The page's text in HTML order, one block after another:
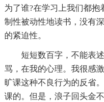
为了谁?在学习上我们都
制性被动性地读书，没有
的紧迫性。
短短数百字，不能表
骂，在我的心理。我很感
旷课这种不良行为的反省
课的。但是，浪子回头金